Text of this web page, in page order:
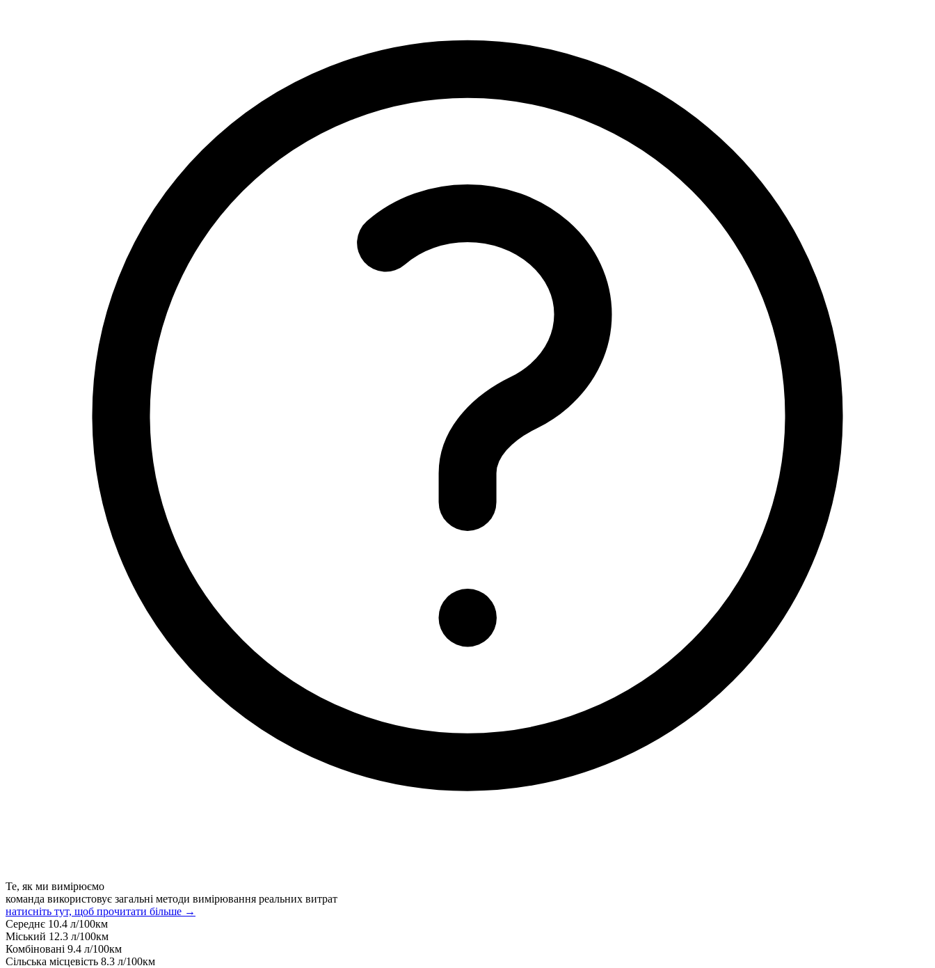
Те, як ми вимірюємо
команда використовує загальні методи вимірювання реальних витрат
натисніть тут, щоб прочитати більше →
Середнє 10.4 л/100км
Міський 12.3 л/100км
Комбіновані 9.4 л/100км
Сільська місцевість 8.3 л/100км